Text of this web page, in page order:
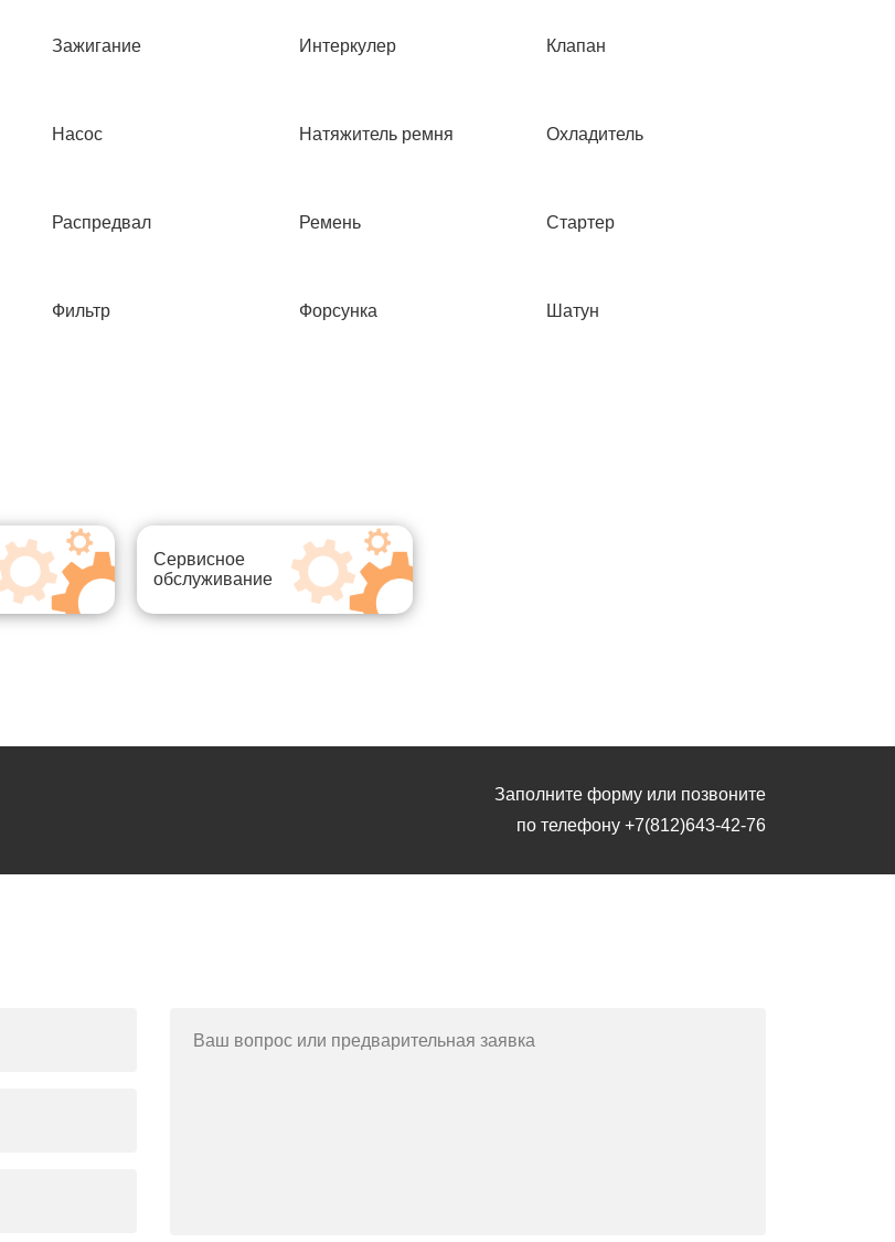
Зажигание Интеркулер Клапан
Насос Натяжитель ремня Охладитель
Распредвал Ремень Стартер
Фильтр Форсунка Шатун
Сервисное
обслуживание
Заполните форму или позвоните
по телефону +7(812)643-42-76
Ваш вопрос или предварительная заявка